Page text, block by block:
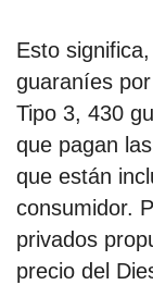
Esto
guaraníes
Tipo 3, 430
que pagan
que están
consumidor.
privados
precio del